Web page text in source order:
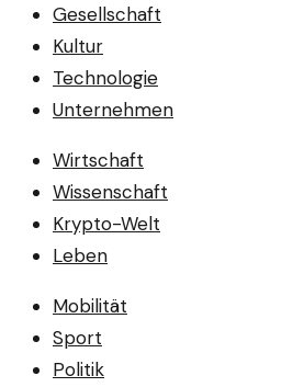
Gesellschaft
Kultur
Technologie
Unternehmen
Wirtschaft
Wissenschaft
Krypto-Welt
Leben
Mobilität
Sport
Politik